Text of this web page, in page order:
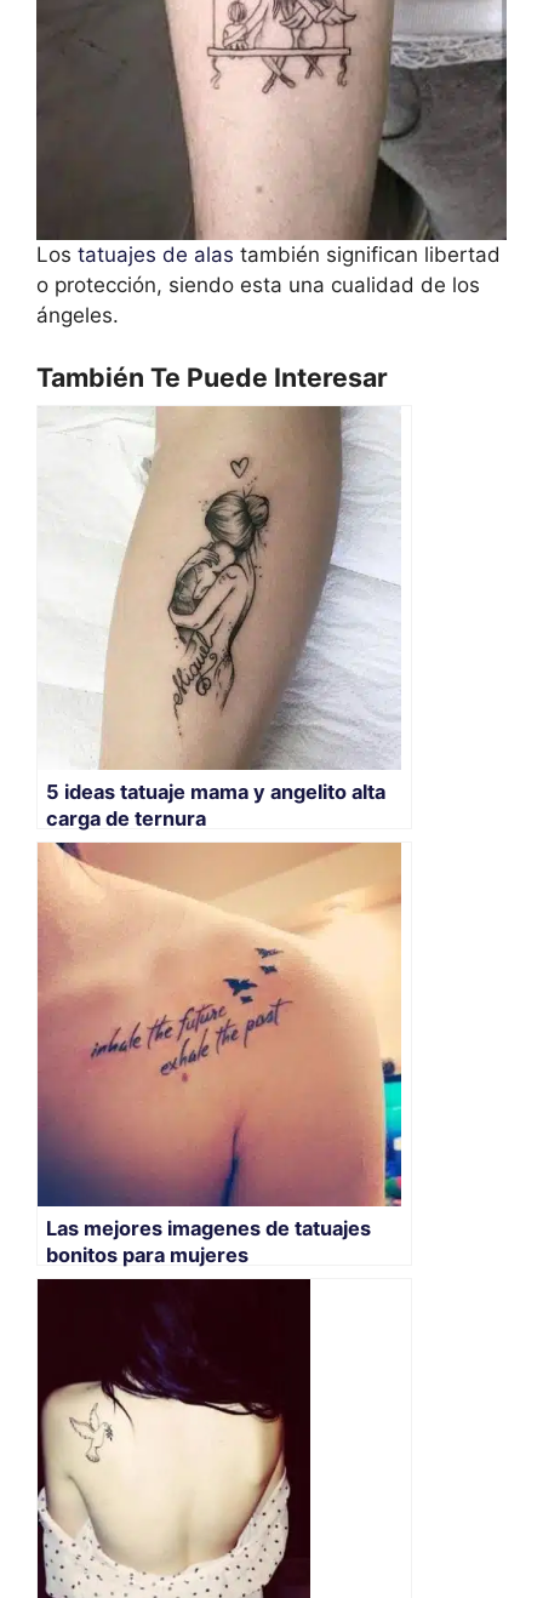
Los tatuajes de alas también significan libertad
o protección, siendo esta una cualidad de los
ángeles.
También Te Puede Interesar
5 ideas tatuaje mama y angelito alta
carga de ternura
Las mejores imagenes de tatuajes
bonitos para mujeres